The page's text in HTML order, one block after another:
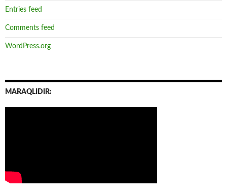
Entries feed
Comments feed
WordPress.org
MARAQLIDIR: